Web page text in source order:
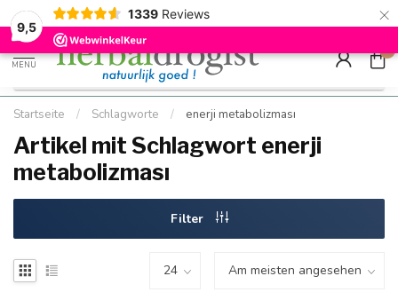
9,5
1339 Reviews ×
Kostenloser DE-Versand ab Mindestbestellwert |
Schnell geliefert
Minimum
Hızlı
MENU
0
Startseite / Schlagworte / enerji metabolizması
Artikel mit Schlagwort enerji
metabolizması
Filter